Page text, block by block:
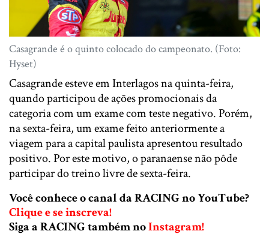
Casagrande é o quinto colocado do campeonato. (Foto:
Hyset)
Casagrande esteve em Interlagos na quinta-feira,
quando participou de ações promocionais da
categoria com um exame com teste negativo. Porém,
na sexta-feira, um exame feito anteriormente a
viagem para a capital paulista apresentou resultado
positivo. Por este motivo, o paranaense não pôde
participar do treino livre de sexta-feira.
Você conhece o canal da RACING no YouTube?
Clique e se inscreva!
Siga a RACING também noInstagram!